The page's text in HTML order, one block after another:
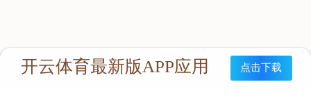
立即咨询： 联系我们